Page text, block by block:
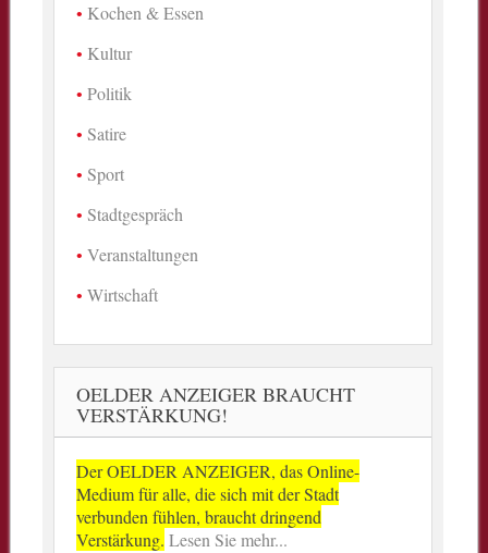
Kochen & Essen
Kultur
Politik
Satire
Sport
Stadtgespräch
Veranstaltungen
Wirtschaft
OELDER ANZEIGER BRAUCHT
VERSTÄRKUNG!
Der OELDER ANZEIGER, das Online-
Medium für alle, die sich mit der Stadt
verbunden fühlen, braucht dringend
Verstärkung. Lesen Sie mehr...